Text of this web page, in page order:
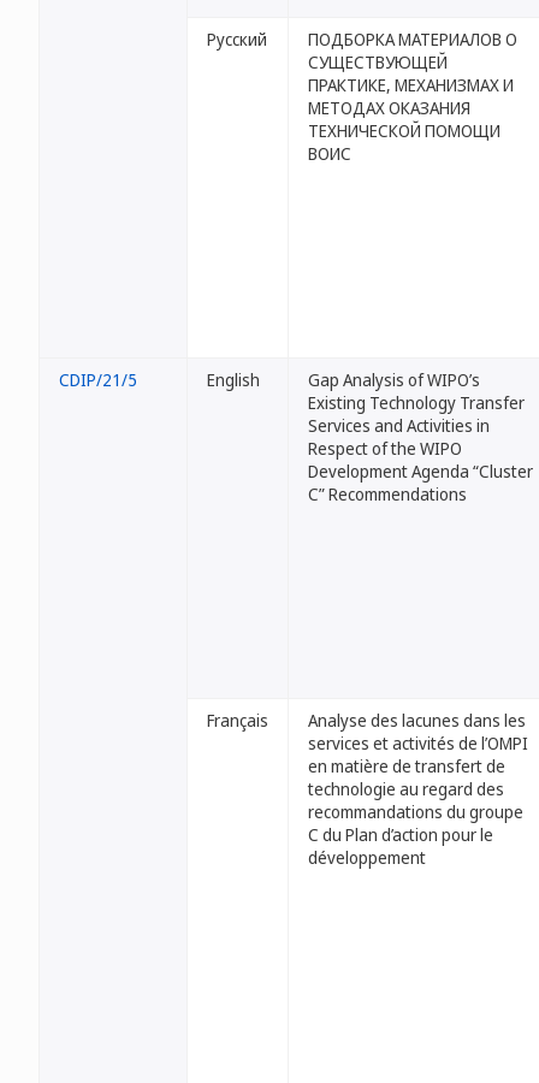
Русский
ПОДБОРКА МАТЕРИАЛОВ О
СУЩЕСТВУЮЩЕЙ
ПРАКТИКЕ, МЕХАНИЗМАХ И
МЕТОДАХ ОКАЗАНИЯ
ТЕХНИЧЕСКОЙ ПОМОЩИ
ВОИС
CDIP/21/5 English
Gap Analysis of WIPO’s
Existing Technology Transfer
Services and Activities in
Respect of the WIPO
Development Agenda “Cluster
C” Recommendations
Français
Analyse des lacunes dans les
services et activités de l’OMPI
en matière de transfert de
technologie au regard des
recommandations du groupe
C du Plan d’action pour le
développement